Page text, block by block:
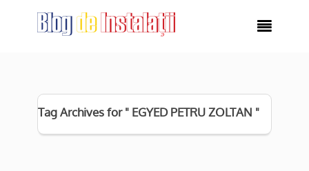

Tag Archives for " EGYED PETRU ZOLTAN "